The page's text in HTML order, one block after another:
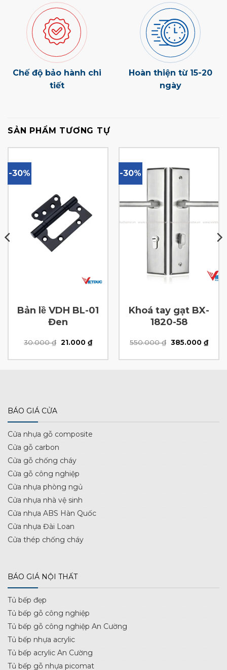
Chế độ bảo hành chi
tiết
Hoàn thiện từ 15-20
ngày
SẢN PHẨM TƯƠNG TỰ
-30%
Bản lề VDH BL-01
Đen
30.000₫ Giá
là:
21.000 ₫Giá
tại
-30%
Khoá tay gạt BX-
1820-58
550.000₫ Giá
là:
385.000 ₫Giá
tại
BÁO GIÁ CỬA
Cửa nhựa gỗ composite
Cửa gỗ carbon
Cửa gỗ chống cháy
Cửa gỗ công nghiệp
Cửa nhựa phòng ngủ
Cửa nhựa nhà vệ sinh
Cửa nhựa ABS Hàn Quốc
Cửa nhựa Đài Loan
Cửa thép chống cháy
BÁO GIÁ NỘI THẤT
Tủ bếp đẹp
Tủ bếp gỗ công nghiệp
Tủ bếp gỗ công nghiệp An Cường
Tủ bếp nhựa acrylic
Tủ bếp acrylic An Cường
Tủ bếp gỗ nhựa picomat